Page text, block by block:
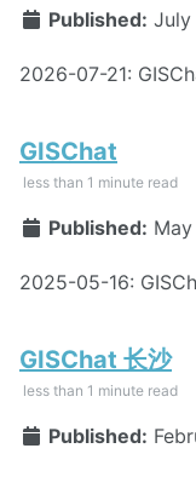
Published: July
2026-07-21:
GISChat
less than 1 minute read
Published:
2025-05-16:
GISChat 长沙
less than 1 minute read
Published: